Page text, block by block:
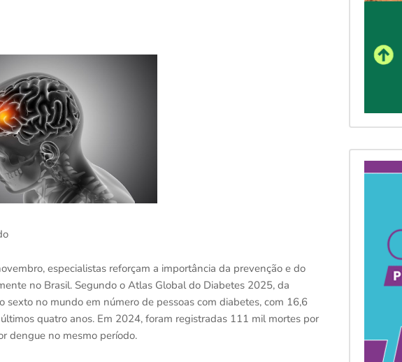
especialistas reforçam a importância da prevenção e do
no Brasil. Segundo o Atlas Global do Diabetes 2025, da
sexto no mundo em número de pessoas com diabetes, com 16,6
quatro anos. Em 2024, foram registradas 111 mil mortes por
dengue no mesmo período.